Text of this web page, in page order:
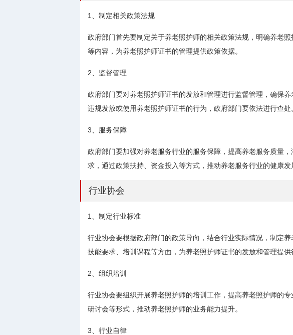
1、制定相关政策法规
政府部门首先要制定关于养老照护师的相关政策法规，明确养老
等内容，为养老照护师证书的管理提供政策依据。
2、监督管理
政府部门要对养老照护师证书的发放和管理进行监督管理，确保
违规发放或使用养老照护师证书的行为，政府部门要依法进行查处
3、服务保障
政府部门要加强对养老服务行业的服务保障，提高养老服务质量
求，通过政策扶持、资金投入等方式，推动养老服务行业的健康发
行业协会
1、制定行业标准
行业协会要根据政府部门的政策导向，结合行业实际情况，制定养
技能要求、培训课程等方面，为养老照护师证书的发放和管理提供
2、组织培训
行业协会要组织开展养老照护师的培训工作，提高养老照护师的专
研讨会等形式，推动养老照护师的业务能力提升。
3、行业自律